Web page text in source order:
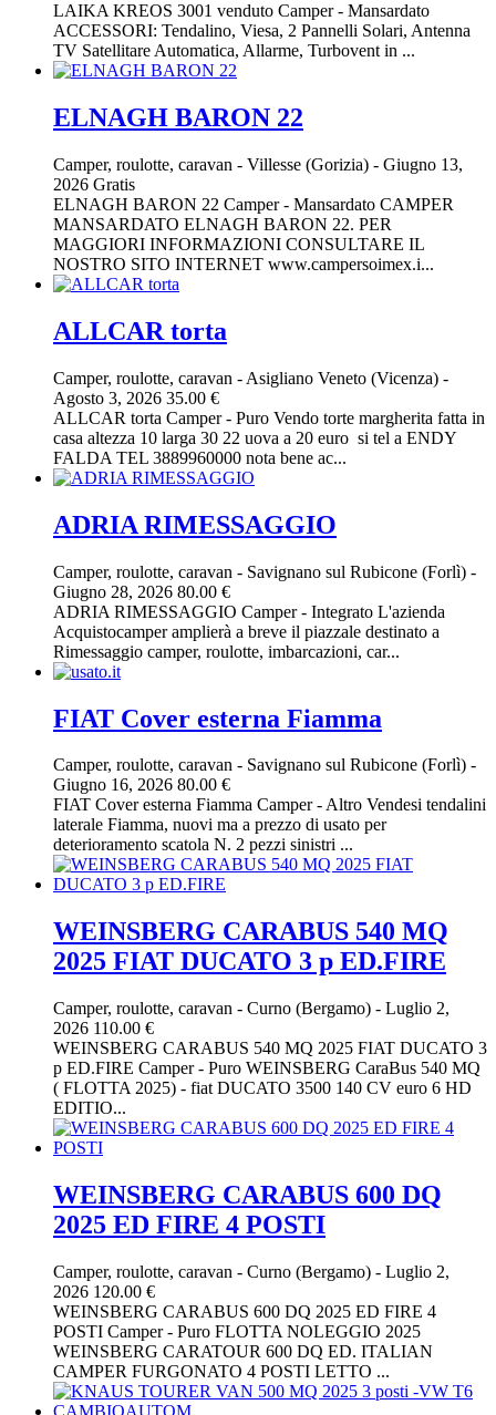
LAIKA KREOS 3001 venduto Camper - Mansardato
ACCESSORI: Tendalino, Viesa, 2 Pannelli Solari, Antenna
TV Satellitare Automatica, Allarme, Turbovent in ...
ELNAGH BARON 22
Camper, roulotte, caravan - Villesse (Gorizia) - Giugno 13,
2026 Gratis
ELNAGH BARON 22 Camper - Mansardato CAMPER
MANSARDATO ELNAGH BARON 22. PER
MAGGIORI INFORMAZIONI CONSULTARE IL
NOSTRO SITO INTERNET www.campersoimex.i...
ALLCAR torta
Camper, roulotte, caravan - Asigliano Veneto (Vicenza) -
Agosto 3, 2026 35.00 €
ALLCAR torta Camper - Puro Vendo torte margherita fatta in
casa altezza 10 larga 30 22 uova a 20 euro si tel a ENDY
FALDA TEL 3889960000 nota bene ac...
ADRIA RIMESSAGGIO
Camper, roulotte, caravan - Savignano sul Rubicone (Forlì) -
Giugno 28, 2026 80.00 €
ADRIA RIMESSAGGIO Camper - Integrato L'azienda
Acquistocamper amplierà a breve il piazzale destinato a
Rimessaggio camper, roulotte, imbarcazioni, car...
FIAT Cover esterna Fiamma
Camper, roulotte, caravan - Savignano sul Rubicone (Forlì) -
Giugno 16, 2026 80.00 €
FIAT Cover esterna Fiamma Camper - Altro Vendesi tendalini
laterale Fiamma, nuovi ma a prezzo di usato per
deterioramento scatola N. 2 pezzi sinistri ...
WEINSBERG CARABUS 540 MQ
2025 FIAT DUCATO 3 p ED.FIRE
Camper, roulotte, caravan - Curno (Bergamo) - Luglio 2,
2026 110.00 €
WEINSBERG CARABUS 540 MQ 2025 FIAT DUCATO 3
p ED.FIRE Camper - Puro WEINSBERG CaraBus 540 MQ
( FLOTTA 2025) - fiat DUCATO 3500 140 CV euro 6 HD
EDITIO...
WEINSBERG CARABUS 600 DQ
2025 ED FIRE 4 POSTI
Camper, roulotte, caravan - Curno (Bergamo) - Luglio 2,
2026 120.00 €
WEINSBERG CARABUS 600 DQ 2025 ED FIRE 4
POSTI Camper - Puro FLOTTA NOLEGGIO 2025
WEINSBERG CARATOUR 600 DQ ED. ITALIAN
CAMPER FURGONATO 4 POSTI LETTO ...